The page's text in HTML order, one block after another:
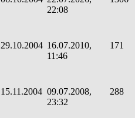
22:08
29.10.2004 16.07.2010,
11:46
171
15.11.2004 09.07.2008,
23:32
288